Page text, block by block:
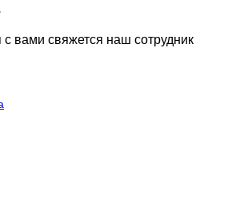
вами свяжется наш сотрудник